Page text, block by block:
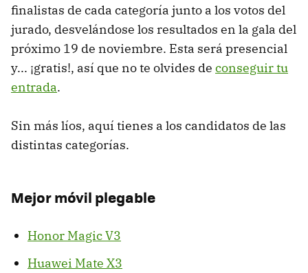
finalistas de cada categoría junto a los votos del
jurado, desvelándose los resultados en la gala del
próximo 19 de noviembre. Esta será presencial
y... ¡gratis!, así que no te olvides de conseguir tu
entrada.
Sin más líos, aquí tienes a los candidatos de las
distintas categorías.
Mejor móvil plegable
Honor Magic V3
Huawei Mate X3